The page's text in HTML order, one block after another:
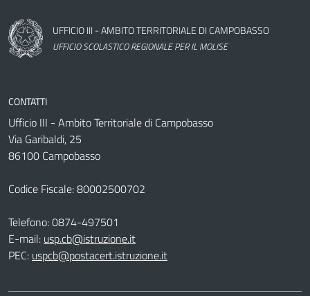
Nome dell'amministrazione
UFFICIO III - AMBITO TERRITORIALE DI CAMPOBASSO
UFFICIO SCOLASTICO REGIONALE PER IL MOLISE
CONTATTI
Ufficio III - Ambito Territoriale di Campobasso
Via Garibaldi, 25
86100 Campobasso
Codice Fiscale: 80002500702
Telefono:0874-497501
E-mail: usp.cb@istruzione.it
PEC: uspcb@postacert.istruzione.it